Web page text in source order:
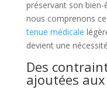
préservant son bien-
nous comprenons
tenue médicale
devient une
Des
ajoutées